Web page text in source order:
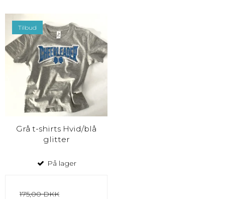
Tilbud
Grå t-shirts Hvid/blå
glitter
På lager
175,00 DKK